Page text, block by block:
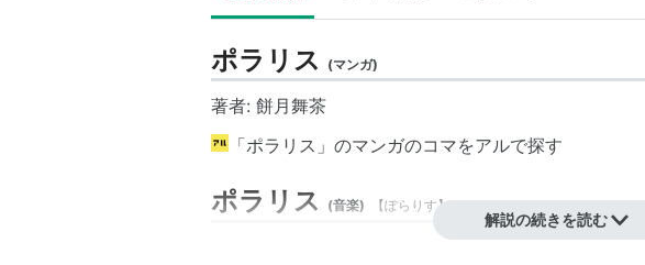
ポラリス (マンガ)
著者: 餅月舞茶
「ポラリス」のマンガのコマをアルで探す
ポラリス (音楽) 【ぽらりす】
解説の続きを読む